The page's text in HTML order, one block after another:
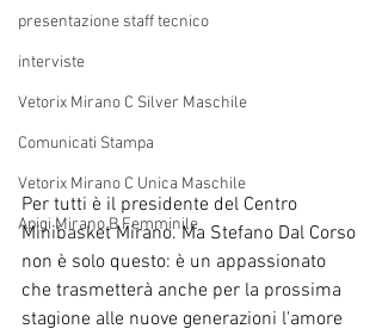
presentazione staff tecnico
interviste
Vetorix Mirano C Silver Maschile
Comunicati Stampa
Vetorix Mirano C Unica Maschile
Apigi Mirano B Femminile
Per tutti è il presidente del Centro
Minibasket Mirano. Ma Stefano Dal Corso
non è solo questo: è un appassionato
che trasmetterà anche per la prossima
stagione alle nuove generazioni l'amore